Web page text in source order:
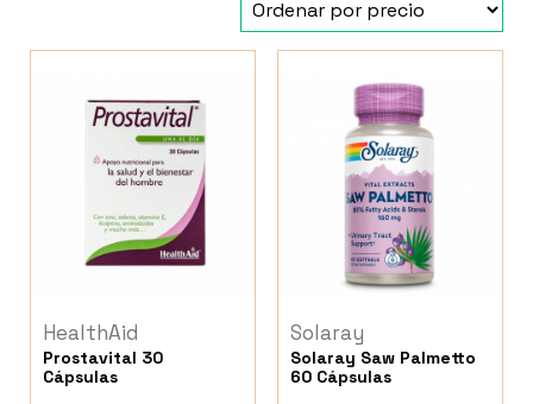
HealthAid
Prostavital 30
Cápsulas
Solaray
Solaray Saw Palmetto
60 Cápsulas